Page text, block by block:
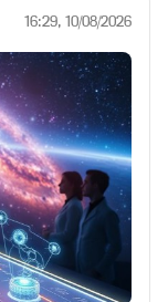
16:29, 10/08/2026